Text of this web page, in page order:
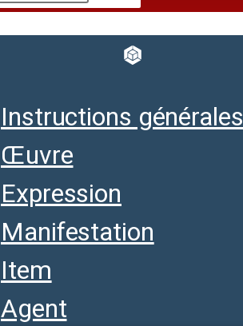
Instructions générales
Œuvre
Expression
Manifestation
Item
Agent